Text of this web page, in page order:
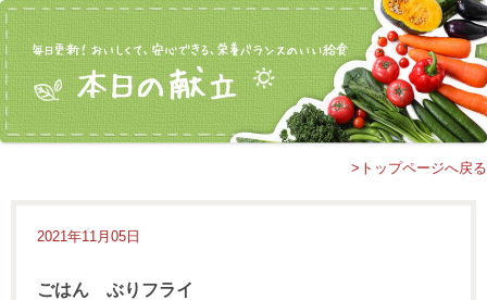
>トップページへ戻る
2021年11月05日
ごはん ぶりフライ